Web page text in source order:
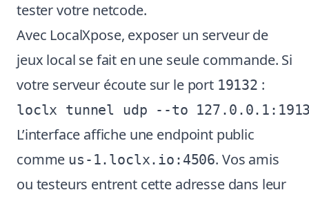
tester votre netcode.
Avec LocalXpose, exposer un serveur de
jeux local se fait en une seule commande. Si
votre serveur écoute sur le port 19132 :
L’interface affiche une endpoint public
comme us-1.loclx.io:4506. Vos amis
ou testeurs entrent cette adresse dans leur